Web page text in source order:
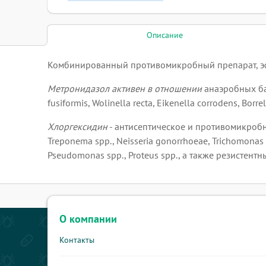
Описание
Комбинированный противомикробный препарат,
Метронидазол активен в отношениианаэробных
fusiformis, Wolinella recta, Eikenella corrodens,
Хлоргексидин- антисептическое и
Treponema spp., Neisseria gonorrhoeae,
Pseudomonas spp., Proteus spp., а также
О компании
Контакты